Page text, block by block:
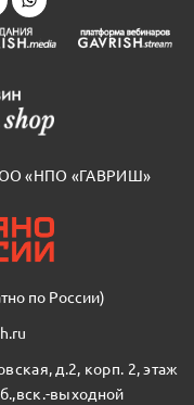
«НПО «ГАВРИШ»
по России)
д.2, корп. 2, этаж
выходной